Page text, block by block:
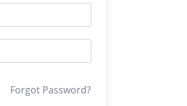
Forgot Password?